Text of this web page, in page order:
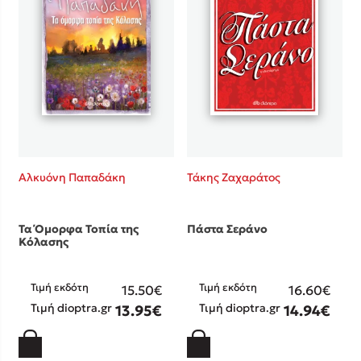
Προσεχείς εκδηλώσεις
Ο Κώστας Κρομμύδας στο Παλαιοχώρι Καλαμπάκας
Ο Κώστας Κρομμύδας και η Μαρίνα Γιώτη στη Νικήτη
Χαλκιδικής
Ο Στέφανος Ξενάκης στη Χίο
Ο Κώστας Κρομμύδας & η Μαρίνα Γιώτη στο 54o Φεστιβάλ
54o Φεστιβάλ Βιβλίου στο Πεδίον του Άρεως
Αλκυόνη Παπαδάκη
Τα Όμορφα Τοπία της
Κόλασης
Τιμή εκδότη 15.50€
Τιμή dioptra.gr 13.95€
Τάκης Ζαχαράτος
Πάστα Σεράνο
Τιμή εκδότη 16.60€
Τιμή dioptra.gr 14.94€